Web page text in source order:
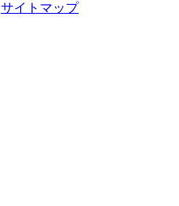
サイトマップ